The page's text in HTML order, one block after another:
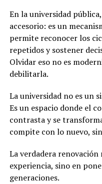
En la universidad
accesorio: es un
permite reconocer los
repetidos y sostener
Olvidar eso no es
debilitarla.
La universidad no es un
Es un espacio donde el
contrasta y se
compite con lo nuevo,
La verdadera
experiencia, sino en
generaciones.